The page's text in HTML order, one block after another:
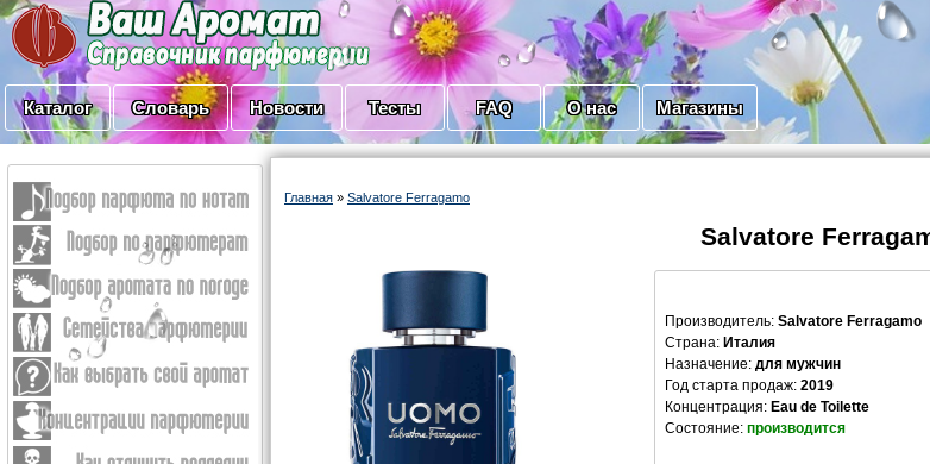
Каталог Словарь Новости Тесты FAQ О нас Магазины
Главная » Salvatore Ferragamo
Salvatore
Производитель: Salvatore Ferragamo
Страна: Италия
Назначение: для мужчин
Год старта продаж: 2019
Концентрация: Eau de Toilette
Состояние: производится